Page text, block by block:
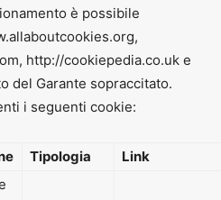
è possibile
http://cookiepedia.co.uk e
del Garante sopraccitato.
i seguenti cookie:
Tipologia
Link